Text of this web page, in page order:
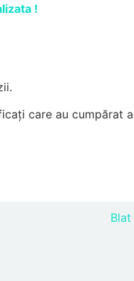
!
care au cumpărat